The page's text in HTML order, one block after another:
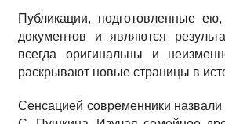
Публикации, подготовленные
документов и являются
всегда оригинальны и
раскрывают новые страницы в
Сенсацией современники